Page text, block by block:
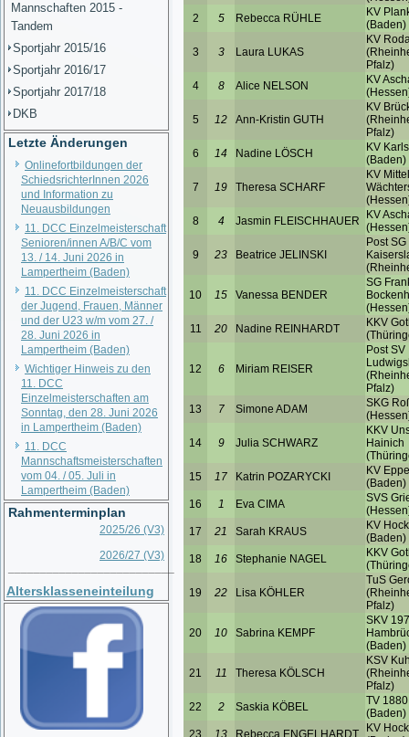
Mannschaften 2015 -
Tandem
Sportjahr 2015/16
Sportjahr 2016/17
Sportjahr 2017/18
DKB
Letzte Änderungen
Onlinefortbildungen der
SchiedsrichterInnen 2026
und Information zu
Neuausbildungen
11. DCC Einzelmeisterschaft
Senioren/innen A/B/C vom
13. / 14. Juni 2026 in
Lampertheim (Baden)
11. DCC Einzelmeisterschaft
der Jugend, Frauen, Männer
und der U23 w/m vom 27. /
28. Juni 2026 in
Lampertheim (Baden)
Wichtiger Hinweis zu den
11. DCC
Einzelmeisterschaften am
Sonntag, den 28. Juni 2026
in Lampertheim (Baden)
11. DCC
Mannschaftsmeisterschaften
vom 04. / 05. Juli in
Lampertheim (Baden)
Rahmenterminplan
2025/26 (V3)
2026/27 (V3)
Altersklasseneinteilung